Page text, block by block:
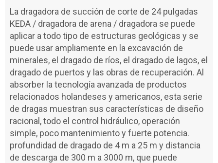
La dragadora de succión de corte de 24 pulgadas
KEDA / dragadora de arena / dragadora se puede
aplicar a todo tipo de estructuras geológicas y se
puede usar ampliamente en la excavación de
minerales, el dragado de ríos, el dragado de lagos, el
dragado de puertos y las obras de recuperación. Al
absorber la tecnología avanzada de productos
relacionados holandeses y americanos, esta serie
de dragas muestran sus características de diseño
racional, todo el control hidráulico, operación
simple, poco mantenimiento y fuerte potencia.
profundidad de dragado de 4 m a 25 m y distancia
de descarga de 300 m a 3000 m, que puede